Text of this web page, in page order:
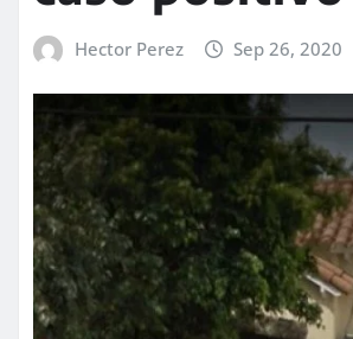
Hector Perez Sep 26, 2020